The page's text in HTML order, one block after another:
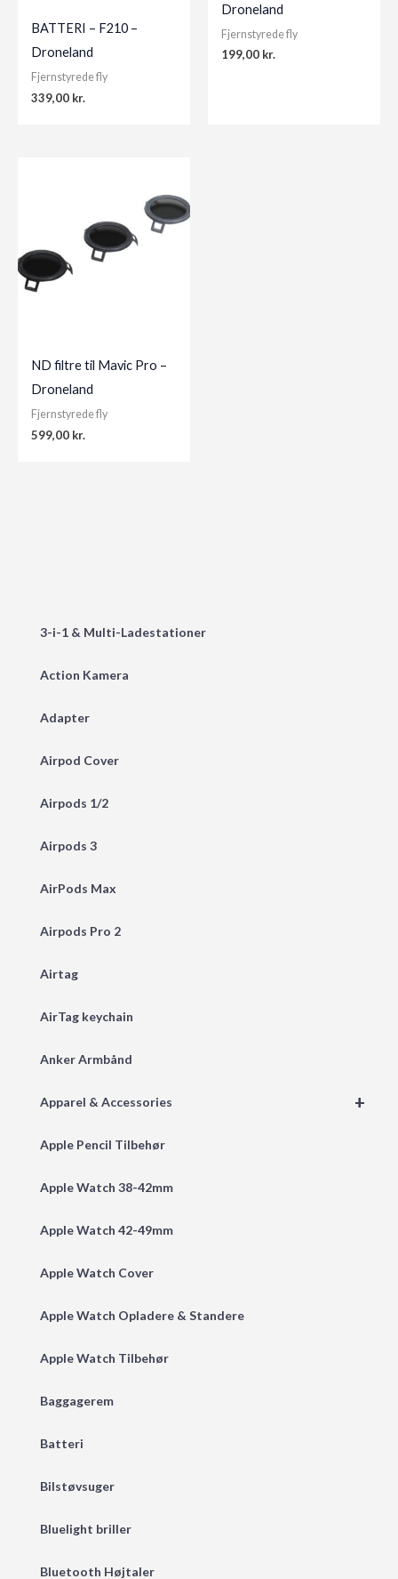
3-i-1 & Multi-Ladestationer
Action Kamera
Adapter
Airpod Cover
Airpods 1/2
Airpods 3
AirPods Max
Airpods Pro 2
Airtag
AirTag keychain
Anker Armbånd
+
Apparel & Accessories
Apple Pencil Tilbehør
Apple Watch 38-42mm
Apple Watch 42-49mm
Apple Watch Cover
Apple Watch Opladere & Standere
Apple Watch Tilbehør
Baggagerem
Batteri
Bilstøvsuger
Bluelight briller
Bluetooth Højtaler
BATTERI – F210 –
Droneland
Fjernstyrede fly
339,00 kr.
Droneland
Fjernstyrede fly
199,00 kr.
ND filtre til Mavic Pro –
Droneland
Fjernstyrede fly
599,00 kr.